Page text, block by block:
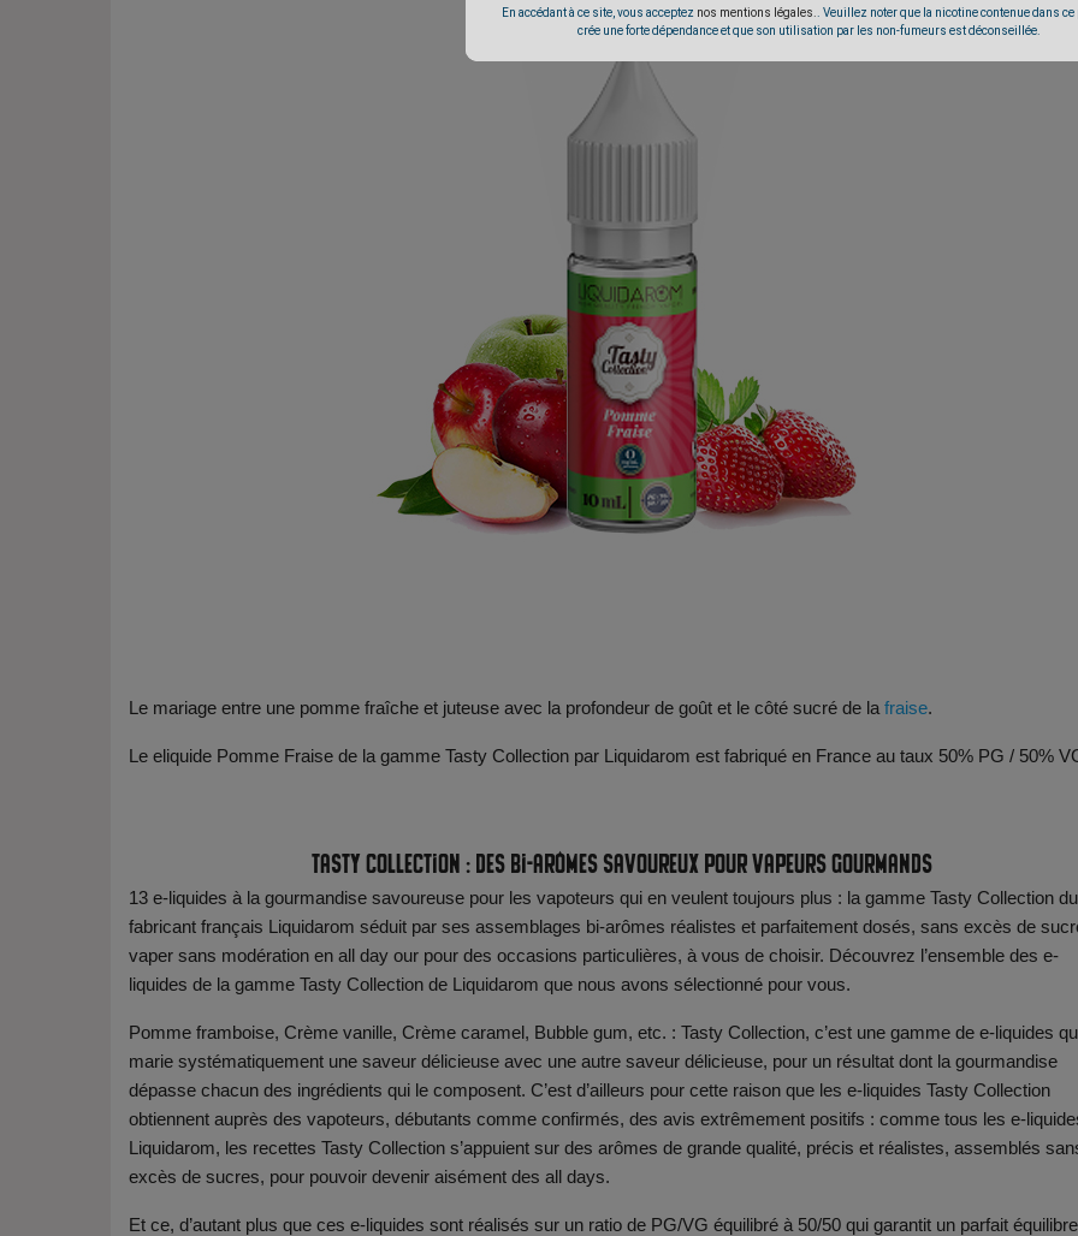
En accédant à ce site, vous acceptez nos mentions légales.
. Veuillez noter que la nicotine contenue dans
crée une forte dépendance et que son utilisation par les non-fumeurs est déconseillée.
Le mariage entre une pomme fraîche et juteuse avec la profondeur de goût et le côté sucré de la fraise.
Le eliquide Pomme Fraise de la gamme Tasty Collection par Liquidarom est fabriqué en France au taux 50% PG / 50%
Tasty Collection : Des bi-arômes savoureux pour vapeurs gourmands
13 e-liquides à la gourmandise savoureuse pour les vapoteurs qui en veulent toujours plus : la gamme Tasty Collection du
fabricant français Liquidarom séduit par ses assemblages bi-arômes réalistes et parfaitement dosés, sans excès de
vaper sans modération en all day our pour des occasions particulières, à vous de choisir. Découvrez l’ensemble des e-
liquides de la gamme Tasty Collection de Liquidarom que nous avons sélectionné pour vous.
Pomme framboise, Crème vanille, Crème caramel, Bubble gum, etc. : Tasty Collection, c’est une gamme de e-liquides
marie systématiquement une saveur délicieuse avec une autre saveur délicieuse, pour un résultat dont la gourmandise
dépasse chacun des ingrédients qui le composent. C’est d’ailleurs pour cette raison que les e-liquides Tasty Collection
obtiennent auprès des vapoteurs, débutants comme confirmés, des avis extrêmement positifs : comme tous les e-
Liquidarom, les recettes Tasty Collection s’appuient sur des arômes de grande qualité, précis et réalistes, assemblés
excès de sucres, pour pouvoir devenir aisément des all days.
Et ce, d’autant plus que ces e-liquides sont réalisés sur un ratio de PG/VG équilibré à 50/50 qui garantit un parfait équilibre